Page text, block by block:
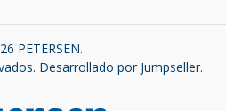
PETERSEN.
Desarrollado por Jumpseller.